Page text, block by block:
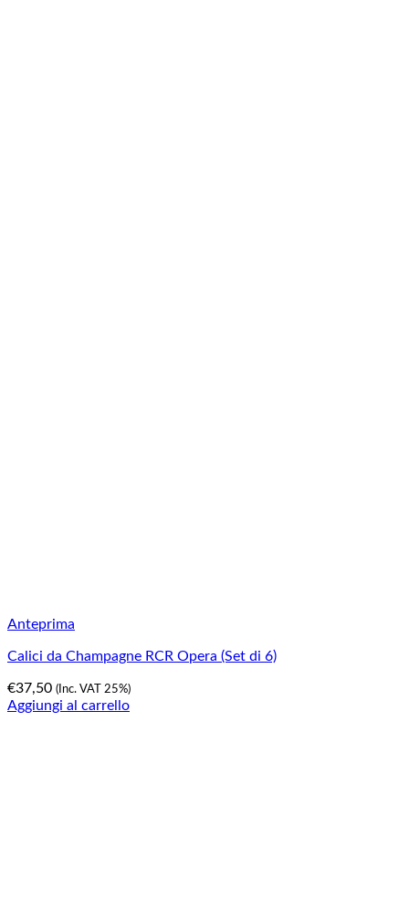
Anteprima
Calici da Champagne RCR Opera (Set di 6)
€37,50 (Inc. VAT 25%)
Aggiungi al carrello